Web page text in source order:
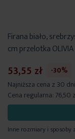
Firana biało,
cm przelotka
53,55 zł
-30%
Najniższa cena z 30
Cena regularna: 76,50
Inne rozmiary i sposoby